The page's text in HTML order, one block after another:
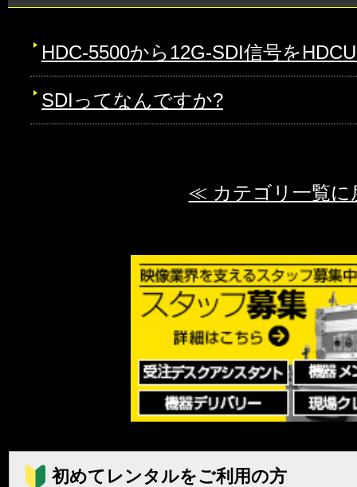
HDC-5500から12G-SDI信号を
SDIってなんですか?
≪ カテゴリ一覧に
初めてレンタルをご利用の方